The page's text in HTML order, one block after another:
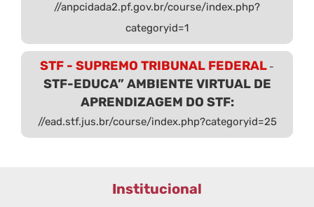
//anpcidada2.pf.gov.br/course/index.php?
categoryid=1
STF - SUPREMO TRIBUNAL FEDERAL -
STF-EDUCA” AMBIENTE VIRTUAL DE
APRENDIZAGEM DO STF:
//ead.stf.jus.br/course/index.php?categoryid=25
Institucional